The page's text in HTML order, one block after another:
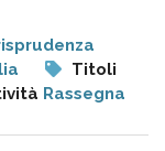
Titoli
Rassegna